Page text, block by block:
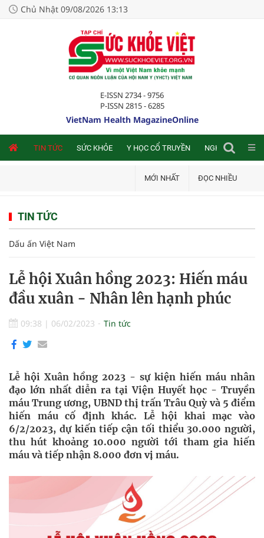
Chủ Nhật 09/08/2026 13:13
E-ISSN 2734 - 9756
P-ISSN 2815 - 6285
VietNam Health MagazineOnline
TIN TỨC SỨC KHỎE Y HỌC CỔ TRUYỀN NGHIÊN CỨU
MỚI NHẤT ĐỌC NHIỀU
TIN TỨC
Dấu ấn Việt Nam
Lễ hội Xuân hồng 2023: Hiến máu
đầu xuân - Nhân lên hạnh phúc
09:38 | 06/02/2023 Tin tức
Lễ hội Xuân hồng 2023 - sự kiện hiến máu nhân
đạo lớn nhất diễn ra tại Viện Huyết học - Truyền
máu Trung ương, UBND thị trấn Trâu Quỳ và 5 điểm
hiến máu cố định khác. Lễ hội khai mạc vào
6/2/2023, dự kiến tiếp cận tối thiểu 30.000 người,
thu hút khoảng 10.000 người tới tham gia hiến
máu và tiếp nhận 8.000 đơn vị máu.